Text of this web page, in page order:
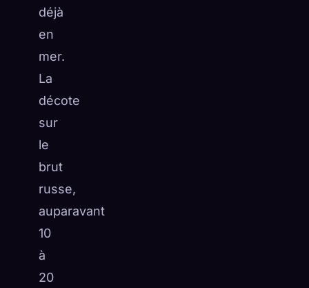
déjà
en
mer.
La
décote
sur
le
brut
russe,
auparavant
10
à
20